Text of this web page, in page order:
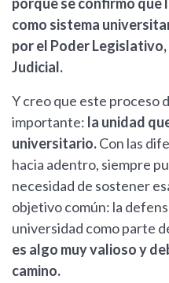
porque se confirmó que
como sistema
por el Poder
Judicial.
Y creo que este proceso
importante: la unidad
universitario.Con las
hacia adentro, siempre
necesidad de sostener
objetivo común: la
universidad como parte
es algo muy valioso y
camino.